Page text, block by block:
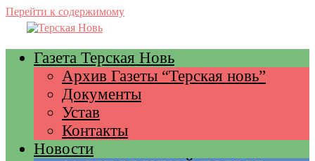
Перейти к содержимому
Газета Терская Новь
Архив Газеты “Терская новь”
Документы
Устав
Контакты
Новости